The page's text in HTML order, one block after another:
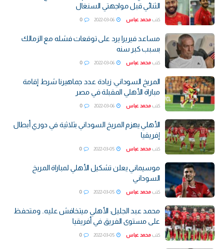
الثنائي قبل مواجهتي السنغال
كتب محمد عباس 0
مساعد فيريرا يرد على توقعات فشله مع الزمالك
بسبب كبر سنه
كتب محمد عباس 0
المريخ السوداني: زيادة عدد جماهيرنا شرط إقامة
مباراة الأهلي المقبلة في مصر
كتب محمد عباس 0
الأهلي يهزم المريخ السوداني بثلاثية في دوري أبطال
إفريقيا
كتب محمد عباس 0
موسيماني يعلن تشكيل الأهلي لمباراة المريخ
السوداني
كتب محمد عباس 0
محمد عبد الجليل: الأهلي ميتخافش عليه.. ومتحفظ
على مستوى الفريق في أفريقيا
كتب محمد عباس 0